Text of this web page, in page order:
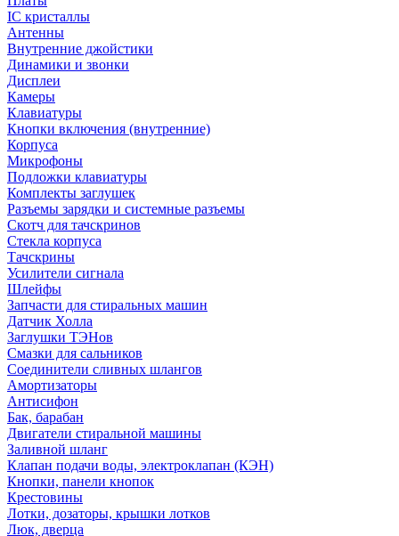
IC кристаллы
Антенны
Внутренние джойстики
Динамики и звонки
Дисплеи
Камеры
Клавиатуры
Кнопки включения (внутренние)
Корпуса
Микрофоны
Подложки клавиатуры
Комплекты заглушек
Разъемы зарядки и системные разъемы
Скотч для тачскринов
Стекла корпуса
Тачскрины
Усилители сигнала
Шлейфы
Запчасти для стиральных машин
Датчик Холла
Заглушки ТЭНов
Смазки для сальников
Соединители сливных шлангов
Амортизаторы
Антисифон
Бак, барабан
Двигатели стиральной машины
Заливной шланг
Клапан подачи воды, электроклапан (КЭН)
Кнопки, панели кнопок
Крестовины
Лотки, дозаторы, крышки лотков
Люк, дверца